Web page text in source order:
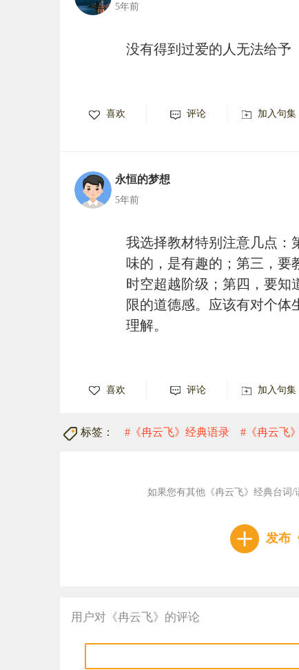
5年前
没有得到过爱的人无法给予
喜欢 评论 加入句集
永恒的梦想
5年前
我选择教材特别注意几点：
味的，是有趣的；第三，
时空超越阶级；第四，要知
限的道德感。应该有对个体
理解。
喜欢 评论 加入句集
标签： #《冉云飞》经典语录 #《冉云飞
如果您有其他《冉云飞》经典台词/
发布
用户对《冉云飞》的评论